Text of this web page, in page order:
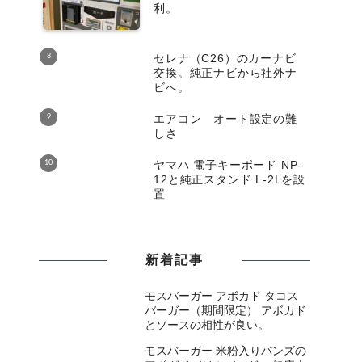
利。
セレナ（C26）のカーナビ
交換。純正ナビから社外ナ
ビへ。
エアコン オート設定の難
しさ
ヤマハ 電子キーボード NP-
12と純正スタンド L-2Lを設
置
新着記事
モスバーガー アボカド タコス
バーガー（期間限定） アボカド
とソースの相性が良い。
モスバーガー 米粉入りバンズの